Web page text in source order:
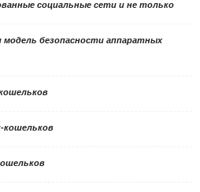
социальные сети и не только
модель безопасности аппаратных
кошельков